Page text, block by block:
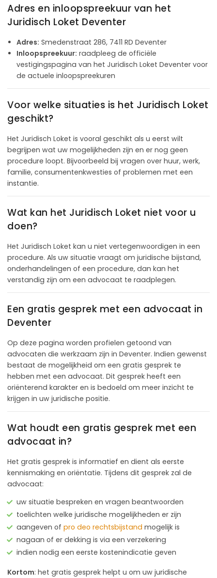
Adres en inloopspreekuur van het
Juridisch Loket Deventer
Adres: Smedenstraat 286, 7411 RD Deventer
Inloopspreekuur: raadpleeg de officiële
vestigingspagina van het Juridisch Loket Deventer voor
de actuele inloopspreekuren
Voor welke situaties is het Juridisch Loket
geschikt?
Het Juridisch Loket is vooral geschikt als u eerst wilt
begrijpen wat uw mogelijkheden zijn en er nog geen
procedure loopt. Bijvoorbeeld bij vragen over huur, werk,
familie, consumentenkwesties of problemen met een
instantie.
Wat kan het Juridisch Loket niet voor u
doen?
Het Juridisch Loket kan u niet vertegenwoordigen in een
procedure. Als uw situatie vraagt om juridische bijstand,
onderhandelingen of een procedure, dan kan het
verstandig zijn om een advocaat te raadplegen.
Een gratis gesprek met een advocaat in
Deventer
Op deze pagina worden profielen getoond van
advocaten die werkzaam zijn in Deventer. Indien gewenst
bestaat de mogelijkheid om een gratis gesprek te
hebben met een advocaat. Dit gesprek heeft een
oriënterend karakter en is bedoeld om meer inzicht te
krijgen in uw juridische positie.
Wat houdt een gratis gesprek met een
advocaat in?
Het gratis gesprek is informatief en dient als eerste
kennismaking en oriëntatie. Tijdens dit gesprek zal de
advocaat:
uw situatie bespreken en vragen beantwoorden
toelichten welke juridische mogelijkheden er zijn
aangeven of pro deo rechtsbijstand mogelijk is
nagaan of er dekking is via een verzekering
indien nodig een eerste kostenindicatie geven
Kortom: het gratis gesprek helpt u om uw juridische